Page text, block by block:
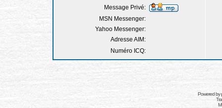
Message Privé:
MSN Messenger:
Yahoo Messenger:
Adresse AIM:
Numéro ICQ:
Powered by